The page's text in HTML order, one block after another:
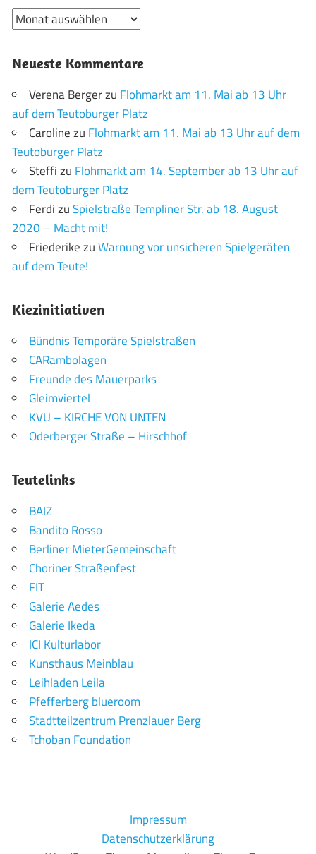
Archiv
Neueste Kommentare
Verena Bergerzu Flohmarkt am 11. Mai ab 13 Uhr
auf dem Teutoburger Platz
Carolinezu Flohmarkt am 11. Mai ab 13 Uhr auf dem
Teutoburger Platz
Steffizu Flohmarkt am 14. September ab 13 Uhr auf
dem Teutoburger Platz
FerdizuSpielstraße Templiner Str. ab 18. August
2020 – Macht mit!
FriederikezuWarnung vor unsicheren Spielgeräten
auf dem Teute!
Kiezinitiativen
Bündnis Temporäre Spielstraßen
CARambolagen
Freunde des Mauerparks
Gleimviertel
KVU – KIRCHE VON UNTEN
Oderberger Straße – Hirschhof
Teutelinks
BAIZ
Bandito Rosso
Berliner MieterGemeinschaft
Choriner Straßenfest
FIT
Galerie Aedes
Galerie Ikeda
ICI Kulturlabor
Kunsthaus Meinblau
Leihladen Leila
Pfefferberg blueroom
Stadtteilzentrum Prenzlauer Berg
Tchoban Foundation
Impressum
Datenschutzerklärung